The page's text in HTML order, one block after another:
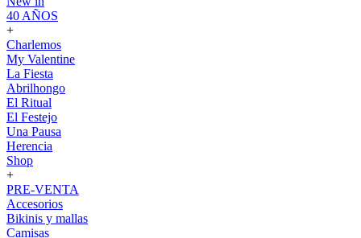
40 AÑOS
+
Charlemos
My Valentine
La Fiesta
Abrilhongo
El Ritual
El Festejo
Una Pausa
Herencia
Shop
+
PRE-VENTA
Accesorios
Bikinis y mallas
Camisas